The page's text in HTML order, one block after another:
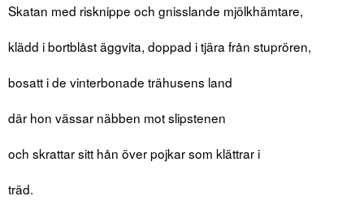
Skatan med risknippe och gnisslande mjölkhämtare,
klädd i bortblåst äggvita, doppad i tjära från stuprören,
bosatt i de vinterbonade trähusens land
där hon vässar näbben mot slipstenen
och skrattar sitt hån över pojkar som klättrar i
träd.